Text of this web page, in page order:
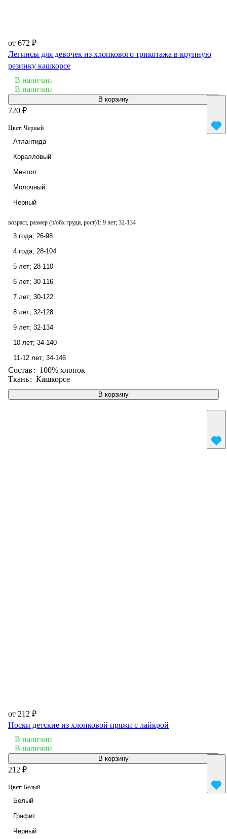
от 672 ₽
Легинсы для девочек из хлопкового трикотажа в крупную
резинку кашкорсе
В наличии
В корзину
В наличии
В корзину
720 ₽
Цвет: Черный
Атлантида
Коралловый
Ментол
Молочный
Черный
возраст, размер (п/обх груди, рост)1: 9 лет; 32-134
3 года; 26-98
4 года; 28-104
5 лет; 28-110
6 лет; 30-116
7 лет; 30-122
8 лет; 32-128
9 лет; 32-134
10 лет; 34-140
11-12 лет; 34-146
Состав: 100% хлопок
Ткань: Кашкорсе
от 212 ₽
Носки детские из хлопковой пряжи с лайкрой
В наличии
В наличии
В корзину
212 ₽
Цвет: Белый
Белый
Графит
Черный